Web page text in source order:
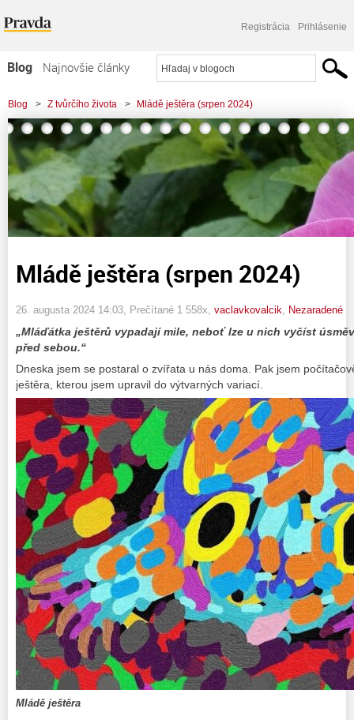
Registrácia Prihlásenie
Blog
Najnovšie články
Najčítanejšie články
Najkomentovanejšie články
Zoznam blogov
Komerčné blogy
Blog > Z tvůrčího života > Mládě ještěra (srpen 2024)
Mládě ještěra (srpen 2024)
26. augusta 2024 14:03 , Prečítané 1 558x, vaclavkovalcik Nezaradené
„Mláďátka ještěrů vypadají mile, neboť lze u nich vyčíst
před sebou.“
Dneska jsem se postaral o zvířata u nás doma. Pak jsem
ještěra, kterou jsem upravil do výtvarných variací.
Mládě ještěra